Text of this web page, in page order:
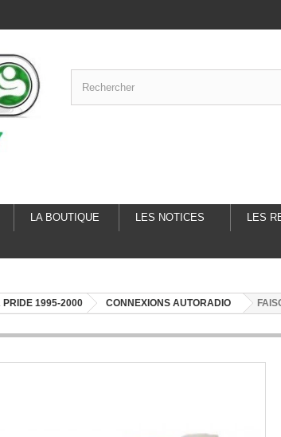
LA BOUTIQUE LES NOTICES LES
PRIDE 1995-2000 CONNEXIONS AUTORADIO